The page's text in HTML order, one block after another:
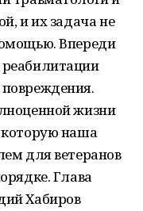
и их задача не
Впереди
жизни
которую наша
для ветеранов
Глава
Хабиров